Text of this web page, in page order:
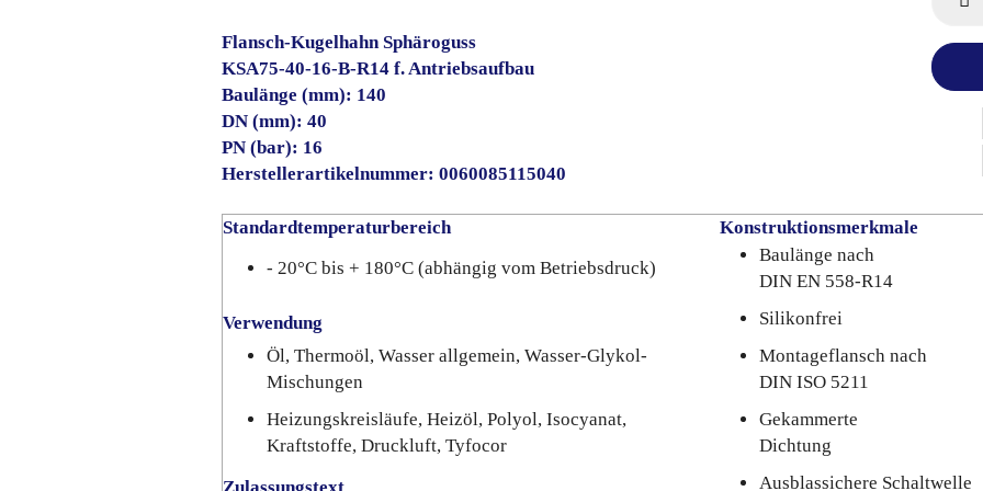
Flansch-Kugelhahn Sphäroguss
KSA75-40-16-B-R14 f. Antriebsaufbau
Baulänge (mm): 140
DN (mm): 40
PN (bar): 16
Herstellerartikelnummer: 0060085115040
Standardtemperaturbereich
Konstruktionsmerkmale
- 20°C bis + 180°C (abhängig vom Betriebsdruck)
Baulänge nach
DIN EN 558-R14
Verwendung
Silikonfrei
Öl, Thermoöl, Wasser allgemein, Wasser-Glykol-
Mischungen
Montageflansch nach
DIN ISO 5211
Heizungskreisläufe, Heizöl, Polyol, Isocyanat,
Kraftstoffe, Druckluft, Tyfocor
Gekammerte
Dichtung
Ausblassichere Schaltwelle